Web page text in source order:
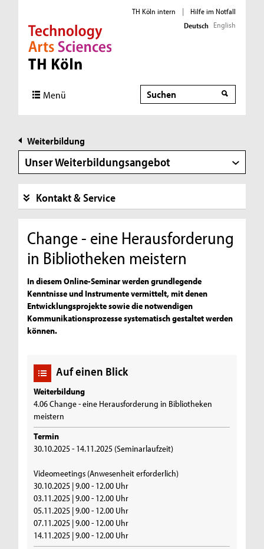
Direkt zur Hauptnavigation
Direkt zur Subnavigation
Direkt zum Inhalt
Direkt zum Fußbereich
TH Köln intern |
Hilfe im Notfall
Deutsch English
Menü Suche
Weiterbildung
Unser Weiterbildungsangebot
Kontakt & Service
Change - eine Herausforderung
in Bibliotheken meistern
In diesem Online-Seminar werden grundlegende
Kenntnisse und Instrumente vermittelt, mit denen
Entwicklungsprojekte sowie die notwendigen
Kommunikationsprozesse systematisch gestaltet werden
können.
Auf einen Blick
Weiterbildung
4.06 Change - eine Herausforderung in Bibliotheken
meistern
Termin
30.10.2025 - 14.11.2025 (Seminarlaufzeit)
Videomeetings (Anwesenheit erforderlich)
30.10.2025 | 9.00 - 12.00 Uhr
03.11.2025 | 9.00 - 12.00 Uhr
05.11.2025 | 9.00 - 12.00 Uhr
07.11.2025 | 9.00 - 12.00 Uhr
14.11.2025 | 9.00 - 12.00 Uhr